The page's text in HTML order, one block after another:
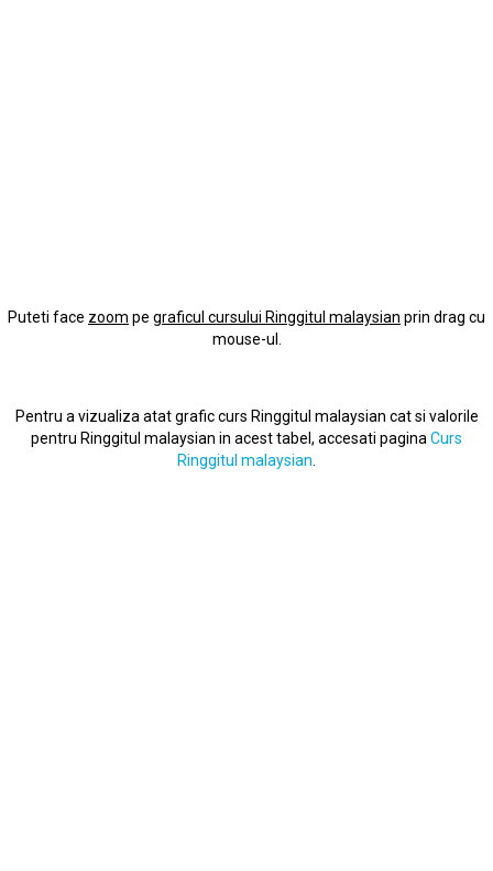
Puteti face zoom pe graficul cursului Ringgitul malaysian prin drag cu
mouse-ul.
Pentru a vizualiza atat grafic curs Ringgitul malaysian cat si valorile
pentru Ringgitul malaysian in acest tabel, accesati pagina Curs
Ringgitul malaysian